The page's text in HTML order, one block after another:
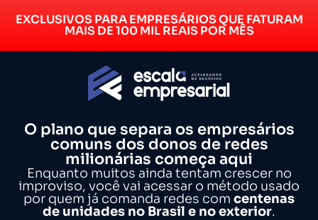
EXCLUSIVOS PARA EMPRESÁRIOS QUE FATURAM
MAIS DE 100 MIL REAIS POR MÊS
O plano que separa os empresários
comuns dos donos de redes
milionárias começa aqui
Enquanto muitos ainda tentam crescer no
improviso, você vai acessar o método usado
por quem já comanda redes com centenas
de unidades no Brasil e no exterior.